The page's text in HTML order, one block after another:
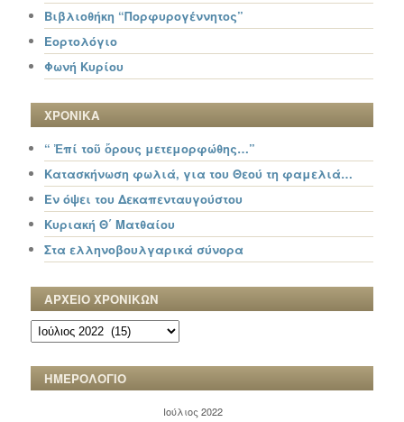
Βιβλιοθήκη “Πορφυρογέννητος”
Εορτολόγιο
Φωνή Κυρίου
ΧΡΟΝΙΚΑ
“ Ἐπί τοῦ ὄρους μετεμορφώθης…”
Κατασκήνωση φωλιά, για του Θεού τη φαμελιά…
Εν όψει του Δεκαπενταυγούστου
Κυριακή Θ΄ Ματθαίου
Στα ελληνοβουλγαρικά σύνορα
ΑΡΧΕΙΟ ΧΡΟΝΙΚΩΝ
ΑΡΧΕΙΟ
ΧΡΟΝΙΚΩΝ
ΗΜΕΡΟΛΟΓΙΟ
Ιούλιος 2022